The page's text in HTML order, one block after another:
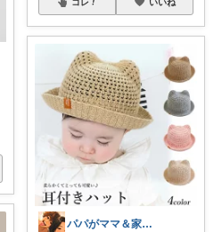
コレ いいね
パパがママ＆家族の笑顔の為に選ぶ品😆